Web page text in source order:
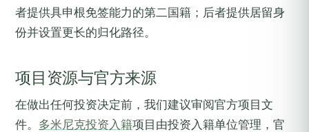
者提供具申根免签能力的第二国籍；后者提供居留身
份并设置更长的归化路径。
项目资源与官方来源
在做出任何投资决定前，我们建议审阅官方项目文
件。 多米尼克投资入籍项目由投资入籍单位管理，官